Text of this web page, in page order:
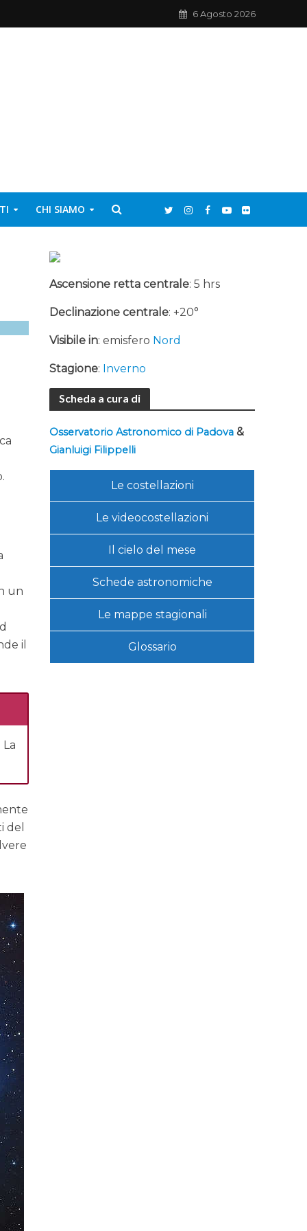
6 Agosto 2026
CHI SIAMO
un
il
del
Ascensione retta centrale: 5 hrs
Declinazione centrale: +20°
Visibile in: emisfero Nord
Stagione: Inverno
Scheda a cura di
Osservatorio Astronomico di Padova &
Gianluigi Filippelli
Le costellazioni
Le videocostellazioni
Il cielo del mese
Schede astronomiche
Le mappe stagionali
Glossario